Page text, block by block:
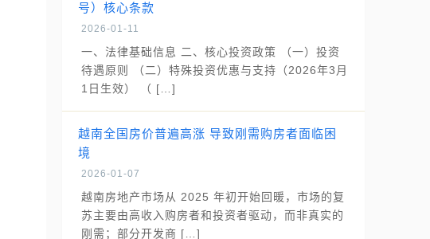
号）核心条款
2026-01-11
一、法律基础信息 二、核心投资政策 （一）投资
待遇原则 （二）特殊投资优惠与支持（2026年3月
1日生效） （ […]
越南全国房价普遍高涨 导致刚需购房者面临困
境
2026-01-07
越南房地产市场从 2025 年初开始回暖，市场的复
苏主要由高收入购房者和投资者驱动，而非真实的
刚需；部分开发商 […]